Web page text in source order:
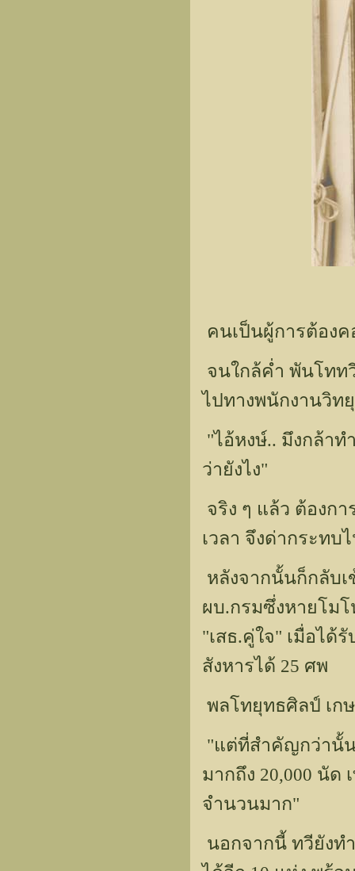
คนเป็นผู้การต้อง
จนใกล้ค่ำ พันโทท
ไปทางพนักงานวิท
"ไอ้หงษ์.. มึงกล้า
ว่ายังไง"
จริง ๆ แล้ว ต้องก
เวลา จึงด่ากระทบ
หลังจากนั้นก็กลับ
ผบ.กรมซึ่งหายโม
"เสธ.คู่ใจ" เมื่อได้
สังหารได้ 25 ศพ
พลโทยุทธศิลป์ เก
"แต่ที่สำคัญกว่านั้
มากถึง 20,000 นัด
จำนวนมาก"
นอกจากนี้ ทวียังท